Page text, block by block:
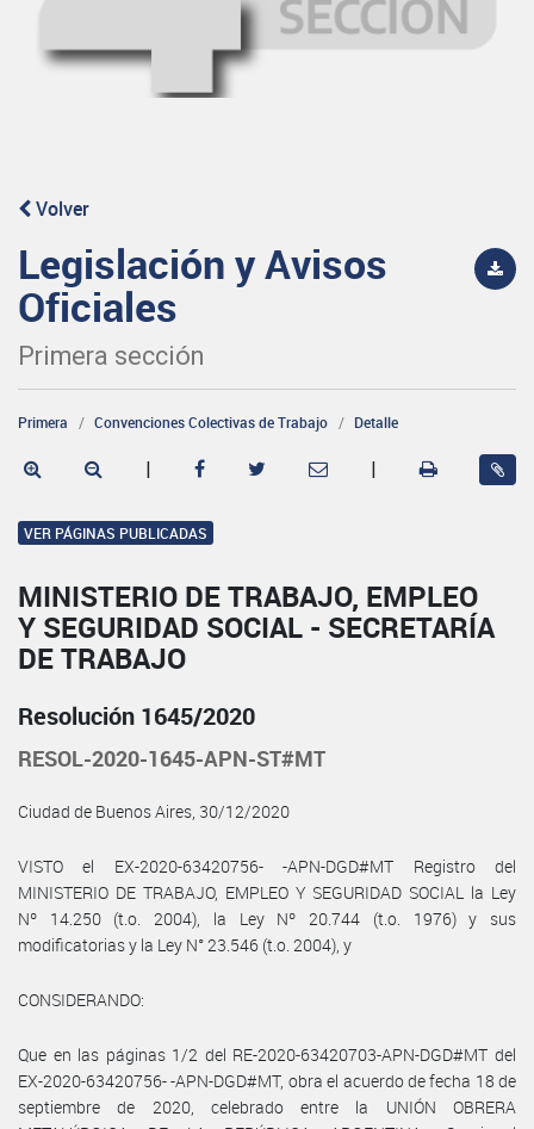
Volver
Legislación y Avisos
Oficiales
Primera sección
Primera Convenciones Colectivas de Trabajo Detalle
| |
VER PÁGINAS PUBLICADAS
MINISTERIO DE TRABAJO, EMPLEO
Y SEGURIDAD SOCIAL - SECRETARÍA
DE TRABAJO
Resolución 1645/2020
RESOL-2020-1645-APN-ST#MT
Ciudad de Buenos Aires, 30/12/2020
VISTO el EX-2020-63420756- -APN-DGD#MT Registro del
MINISTERIO DE TRABAJO, EMPLEO Y SEGURIDAD SOCIAL la Ley
Nº 14.250 (t.o. 2004), la Ley Nº 20.744 (t.o. 1976) y sus
modificatorias y la Ley N° 23.546 (t.o. 2004), y
CONSIDERANDO:
Que en las páginas 1/2 del RE-2020-63420703-APN-DGD#MT del
EX-2020-63420756- -APN-DGD#MT, obra el acuerdo de fecha 18 de
septiembre de 2020, celebrado entre la UNIÓN OBRERA